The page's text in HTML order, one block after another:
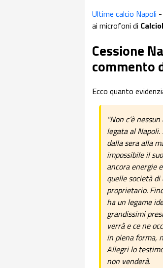
Ultime calcio Napoli -
ai microfoni di
Cessione
commento
Ecco quanto
"Non c’è
legata al
dalla sera alla
impossibile il
ancora energie
quelle società
proprietario.
ha un legame
grandissimi
verrà e ce ne
in piena forma,
Allegri lo
non venderà.